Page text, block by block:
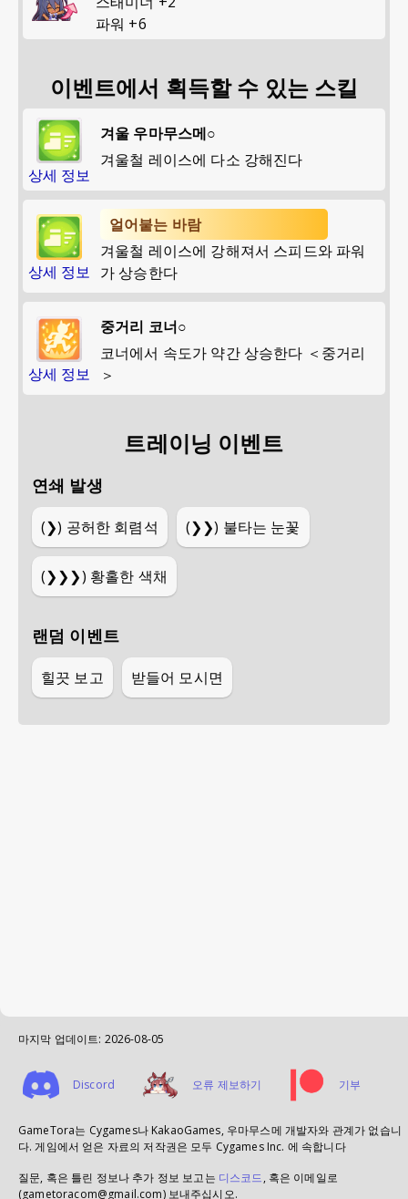
파워 +6
이벤트에서 획득할 수 있는 스킬
상세 정보
겨울 우마무스메○
겨울철 레이스에 다소 강해진다
상세 정보
얼어붙는 바람
겨울철 레이스에 강해져서 스피드와 파워
가 상승한다
상세 정보
중거리 코너○
코너에서 속도가 약간 상승한다 ＜중거리
＞
트레이닝 이벤트
연쇄 발생
(❯) 공허한 회렴석 (❯❯) 불타는 눈꽃
(❯❯❯) 황홀한 색채
랜덤 이벤트
힐끗 보고 받들어 모시면
마지막 업데이트: 2026-08-05
Discord 오류 제보하기 기부
GameTora는 Cygames나 KakaoGames, 우마무스메 개발자와 관계가 없습니
다. 게임에서 얻은 자료의 저작권은 모두 Cygames Inc. 에 속합니다
질문, 혹은 틀린 정보나 추가 정보 보고는 디스코드, 혹은 이메일로
(gametoracom@gmail.com) 보내주십시오.